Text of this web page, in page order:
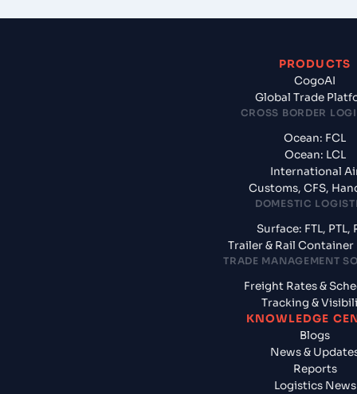
PRODUCTS
CogoAI
Global Trade
CROSS BORDER
Ocean: FCL
Ocean: LCL
International
Customs, CFS,
DOMESTIC
Surface: FTL, PTL,
Trailer & Rail Container
TRADE MANAGEMENT
Freight Rates &
Tracking &
KNOWLEDGE
Blogs
News &
Reports
Logistics News